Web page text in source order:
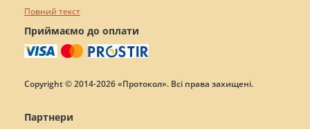
Повний текст
Приймаємо до оплати
Copyright © 2014-2026 «Протокол». Всі права захищені.
Партнери